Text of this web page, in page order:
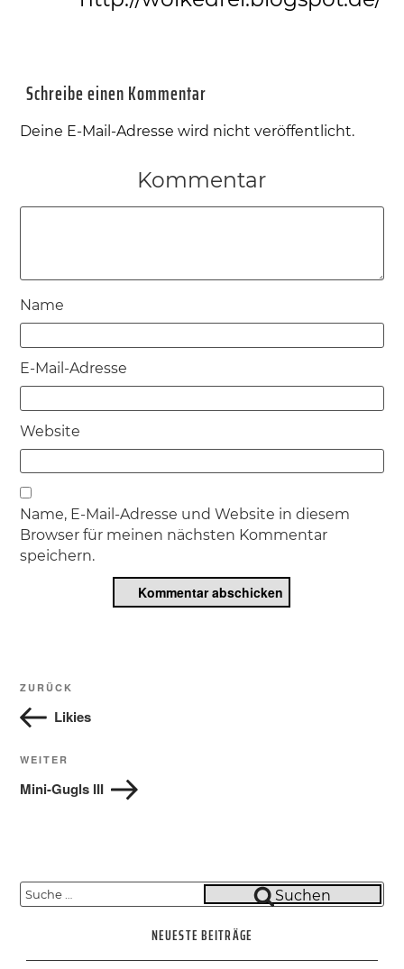
Schreibe einen Kommentar
Deine E-Mail-Adresse wird nicht veröffentlicht.
Kommentar
Name
E-Mail-Adresse
Website
Name, E-Mail-Adresse und Website in diesem
Browser für meinen nächsten Kommentar
speichern.
Beitragsnavigation
Vorheriger
Beitrag
ZURÜCK
Likies
Nächster
Beitrag
WEITER
Mini-Gugls III
Suche
Suchen
NEUESTE BEITRÄGE